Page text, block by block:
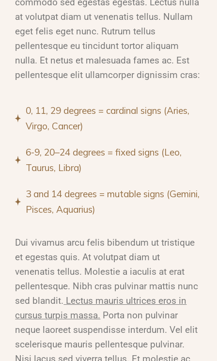
commodo sed egestas egestas. Lectus nulla
at volutpat diam ut venenatis tellus. Nullam
eget felis eget nunc. Rutrum tellus
pellentesque eu tincidunt tortor aliquam
nulla. Et netus et malesuada fames ac. Est
pellentesque elit ullamcorper dignissim cras:
0, 11, 29 degrees = cardinal signs (Aries,
Virgo, Cancer)
6-9, 20–24 degrees = fixed signs (Leo,
Taurus, Libra)
3 and 14 degrees = mutable signs (Gemini,
Pisces, Aquarius)
Dui vivamus arcu felis bibendum ut tristique
et egestas quis. At volutpat diam ut
venenatis tellus. Molestie a iaculis at erat
pellentesque. Nibh cras pulvinar mattis nunc
sed blandit. Lectus mauris ultrices eros in
cursus turpis massa. Porta non pulvinar
neque laoreet suspendisse interdum. Vel elit
scelerisque mauris pellentesque pulvinar.